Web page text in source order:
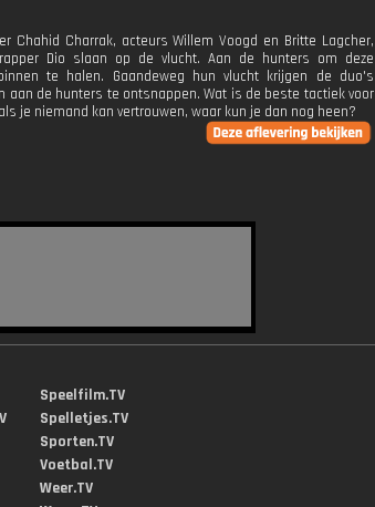
Chahid Charrak, acteurs Willem Voogd en Britte Lagcher,
Dio slaan op de vlucht. Aan de hunters om deze
te halen. Gaandeweg hun vlucht krijgen de duo's
aan de hunters te ontsnappen. Wat is de beste tactiek voor
je niemand kan vertrouwen, waar kun je dan nog heen?
Speelfilm.TV
Spelletjes.TV
Sporten.TV
Voetbal.TV
Weer.TV